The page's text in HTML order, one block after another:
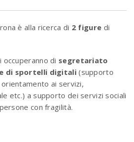
è alla ricerca di 2 figure di
di segretariato
di sportelli digitali(supporto
ai servizi,
etc.) a supporto dei servizi sociali
con fragilità.